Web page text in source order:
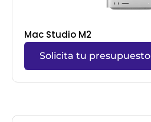
Mac Studio M2
Solicita tu presupuesto